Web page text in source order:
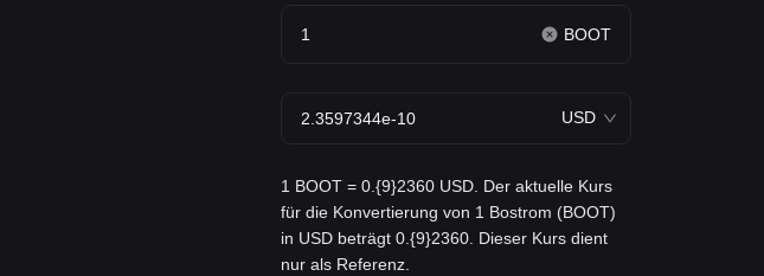
BOOT
USD
1 BOOT = 0.{9}2360 USD. Der aktuelle Kurs
für die Konvertierung von 1 Bostrom (BOOT)
in USD beträgt 0.{9}2360. Dieser Kurs dient
nur als Referenz.